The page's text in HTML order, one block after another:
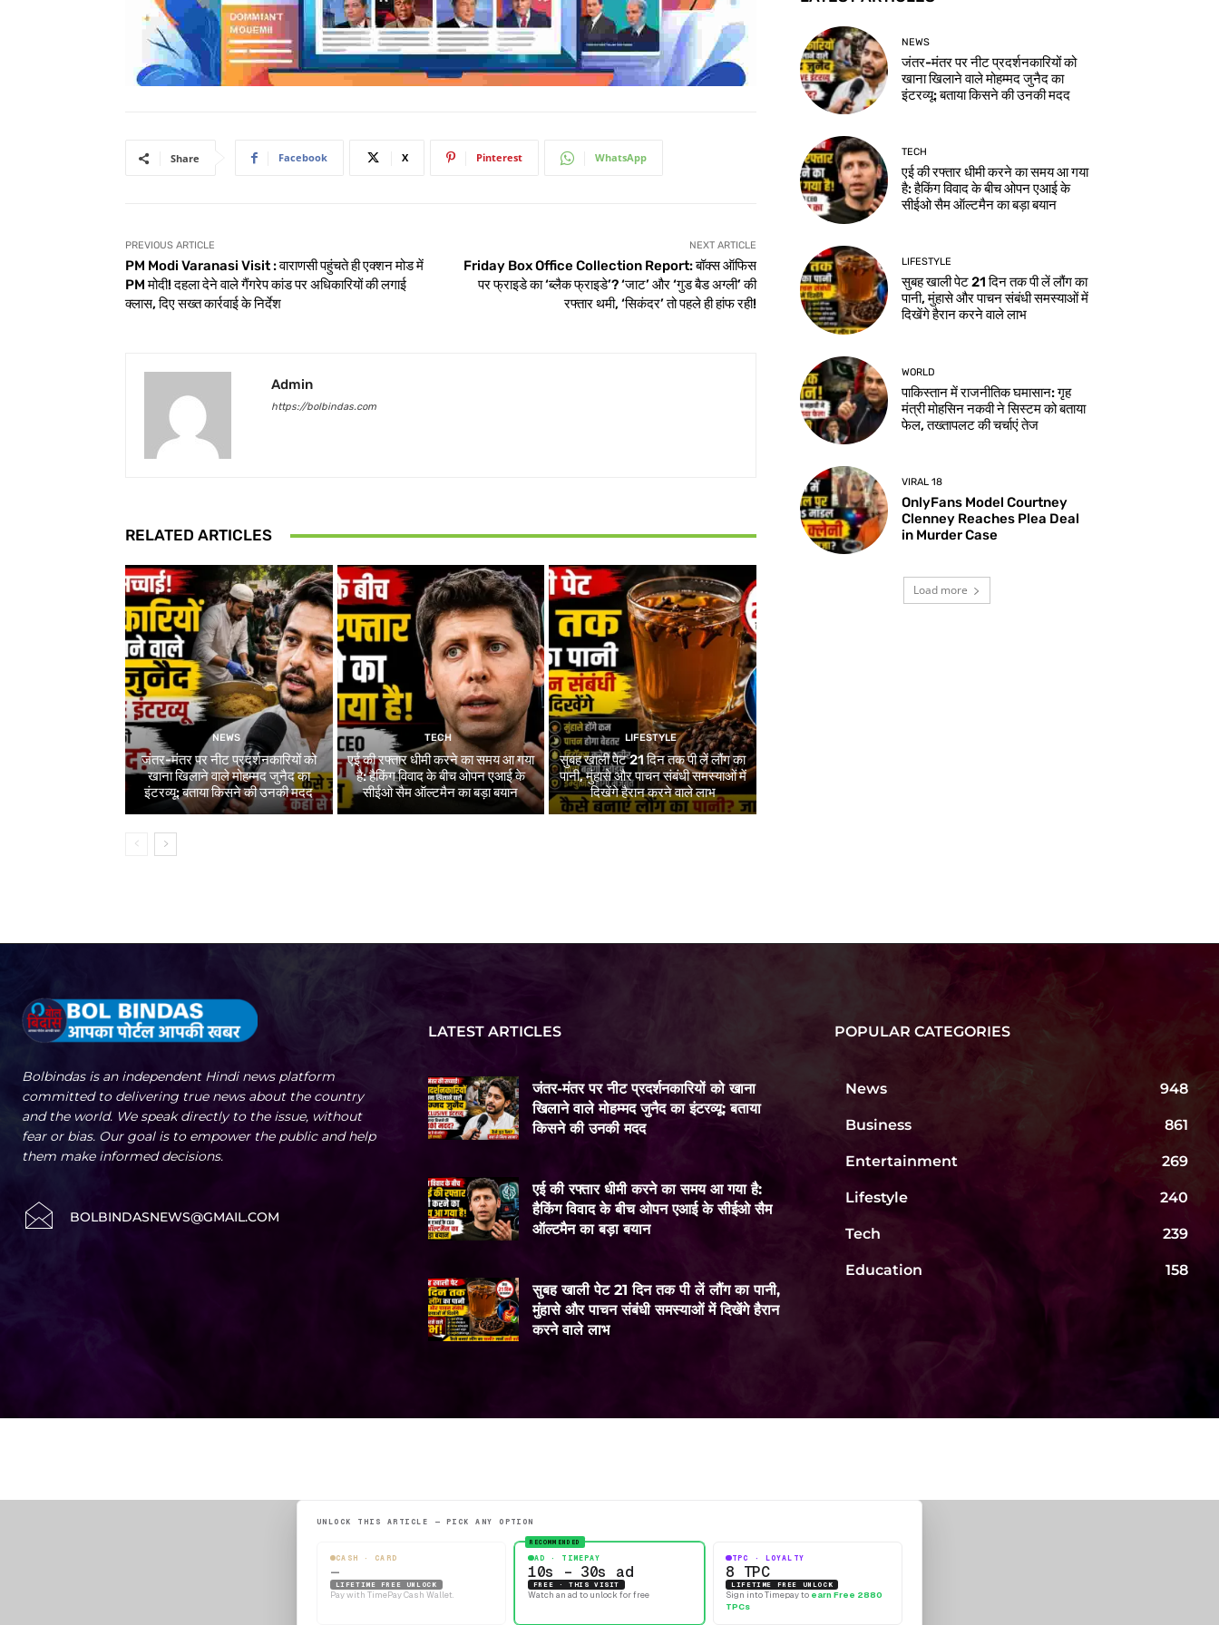
Share Facebook X Pinterest WhatsApp
PREVIOUS ARTICLE
PM Modi Varanasi Visit : वाराणसी पहुंचते ही एक्शन मोड में
PM मोदी! दहला देने वाले गैंगरेप कांड पर अधिकारियों की लगाई
क्लास, दिए सख्त कार्रवाई के निर्देश
NEXT ARTICLE
Friday Box Office Collection Report: बॉक्स ऑफिस
पर फ्राइडे का ‘ब्लैक फ्राइडे’? ‘जाट’ और ‘गुड बैड अग्ली’ की
रफ्तार थमी, ‘सिकंदर’ तो पहले ही हांफ रही!
Admin
https://bolbindas.com
RELATED ARTICLES
NEWS
जंतर-मंतर पर नीट प्रदर्शनकारियों को
खाना खिलाने वाले मोहम्मद जुनैद का
इंटरव्यू: बताया किसने की उनकी मदद
TECH
एई की रफ्तार धीमी करने का समय आ गया
है: हैकिंग विवाद के बीच ओपन एआई के
सीईओ सैम ऑल्टमैन का बड़ा बयान
LIFESTYLE
सुबह खाली पेट 21 दिन तक पी लें लौंग का
पानी, मुंहासे और पाचन संबंधी समस्याओं में
दिखेंगे हैरान करने वाले लाभ
NEWS
जंतर-मंतर पर नीट प्रदर्शनकारियों को
खाना खिलाने वाले मोहम्मद जुनैद का
इंटरव्यू: बताया किसने की उनकी मदद
TECH
एई की रफ्तार धीमी करने का समय आ गया
है: हैकिंग विवाद के बीच ओपन एआई के
सीईओ सैम ऑल्टमैन का बड़ा बयान
LIFESTYLE
सुबह खाली पेट 21 दिन तक पी लें लौंग का
पानी, मुंहासे और पाचन संबंधी समस्याओं में
दिखेंगे हैरान करने वाले लाभ
WORLD
पाकिस्तान में राजनीतिक घमासान: गृह
मंत्री मोहसिन नकवी ने सिस्टम को बताया
फेल, तख्तापलट की चर्चाएं तेज
VIRAL 18
OnlyFans Model Courtney
Clenney Reaches Plea Deal
in Murder Case
Load more
Bolbindas is an independent Hindi news platform
committed to delivering true news about the country
and the world. We speak directly to the issue, without
fear or bias. Our goal is to empower the public and help
them make informed decisions.
BOLBINDASNEWS@GMAIL.COM
LATEST ARTICLES
जंतर-मंतर पर नीट प्रदर्शनकारियों को खाना
खिलाने वाले मोहम्मद जुनैद का इंटरव्यू: बताया
किसने की उनकी मदद
एई की रफ्तार धीमी करने का समय आ गया है:
हैकिंग विवाद के बीच ओपन एआई के सीईओ सैम
ऑल्टमैन का बड़ा बयान
सुबह खाली पेट 21 दिन तक पी लें लौंग का पानी,
मुंहासे और पाचन संबंधी समस्याओं में दिखेंगे हैरान
करने वाले लाभ
POPULAR CATEGORIES
News 948
Business 861
Entertainment 269
Lifestyle 240
Tech 239
Education 158